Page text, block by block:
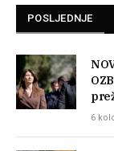
POSLJEDNJE
6